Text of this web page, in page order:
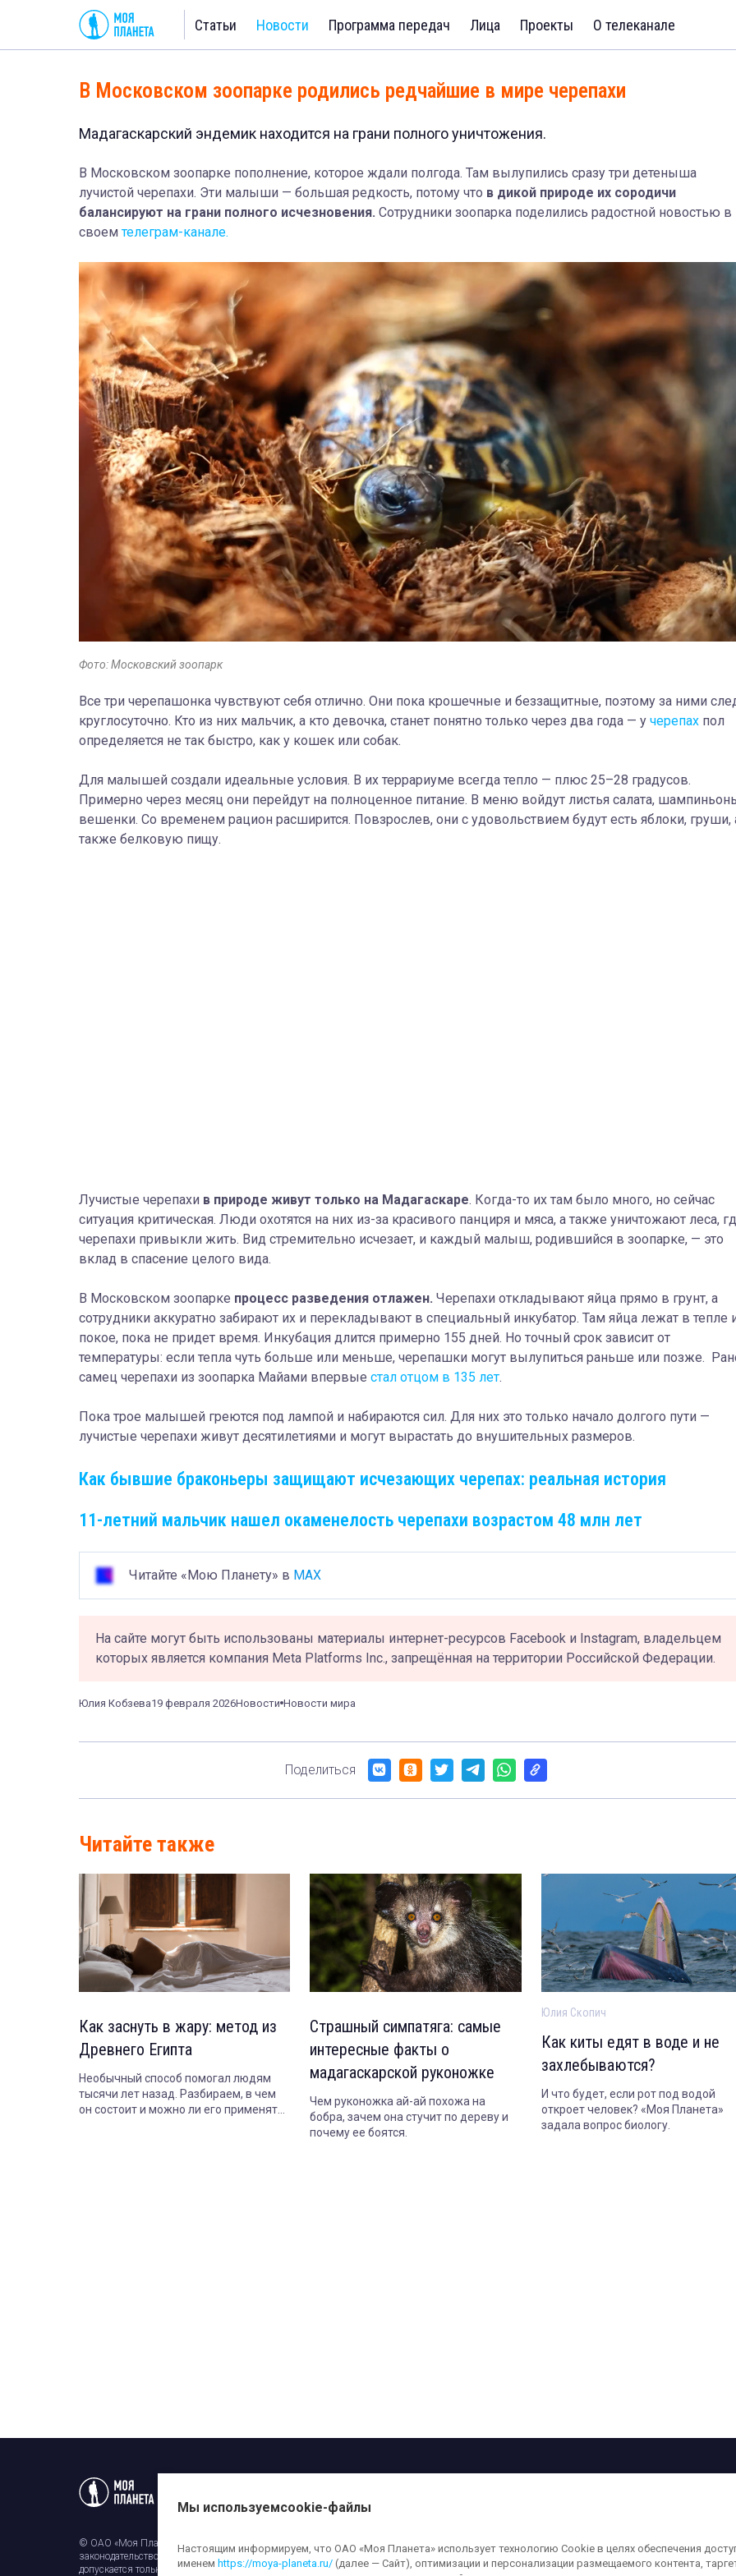
Статьи Новости Программа передач Лица Проекты О телеканале
В Московском зоопарке родились редчайшие в мире черепахи
Мадагаскарский эндемик находится на грани полного уничтожения.
В Московском зоопарке пополнение, которое ждали полгода. Там вылупились сразу три детеныша
лучистой черепахи. Эти малыши — большая редкость, потому что в дикой природе их сородичи
балансируют на грани полного исчезновения. Сотрудники зоопарка поделились радостной новостью в
своемтелеграм-канале.
Фото: Московский зоопарк
Все три черепашонка чувствуют себя отлично. Они пока крошечные и беззащитные, поэтому за ними
круглосуточно. Кто из них мальчик, а кто девочка, станет понятно только через два года — у черепах пол
определяется не так быстро, как у кошек или собак.
Для малышей создали идеальные условия. В их террариуме всегда тепло — плюс 25–28 градусов.
Примерно через месяц они перейдут на полноценное питание. В меню войдут листья салата,
вешенки. Со временем рацион расширится. Повзрослев, они с удовольствием будут есть яблоки, груши,
также белковую пищу.
Лучистые черепахи в природе живут только на Мадагаскаре. Когда-то их там было много, но сейчас
ситуация критическая. Люди охотятся на них из-за красивого панциря и мяса, а также уничтожают леса,
черепахи привыкли жить. Вид стремительно исчезает, и каждый малыш, родившийся в зоопарке, — это
вклад в спасение целого вида.
В Московском зоопарке процесс разведения отлажен. Черепахи откладывают яйца прямо в грунт, а
сотрудники аккуратно забирают их и перекладывают в специальный инкубатор. Там яйца лежат в тепле
покое, пока не придет время. Инкубация длится примерно 155 дней. Но точный срок зависит от
температуры: если тепла чуть больше или меньше, черепашки могут вылупиться раньше или позже.
самец черепахи из зоопарка Майами впервые стал отцом в 135 лет.
Пока трое малышей греются под лампой и набираются сил. Для них это только начало долгого пути —
лучистые черепахи живут десятилетиями и могут вырастать до внушительных размеров.
Как бывшие браконьеры защищают исчезающих черепах: реальная история
11-летний мальчик нашел окаменелость черепахи возрастом 48 млн лет
Читайте «Мою Планету» в MAX
На сайте могут быть использованы материалы интернет-ресурсов Facebook и Instagram, владельцем
которых является компания Meta Platforms Inc., запрещённая на территории Российской Федерации.
Юлия Кобзева19 февраля 2026Новости Новости мира
Поделиться
Читайте также
Как заснуть в жару: метод из
Древнего Египта
Необычный способ помогал людям
тысячи лет назад. Разбираем, в чем
он состоит и можно ли его применять
Страшный симпатяга: самые
интересные факты о
мадагаскарской руконожке
Чем руконожка ай-ай похожа на
бобра, зачем она стучит по дереву и
почему ее боятся.
Юлия Скопич
Как киты едят в воде и не
захлебываются?
И что будет, если рот под водой
откроет человек? «Моя Планета»
задала вопрос биологу.
© ОАО «Моя Планета». Все права на любые материалы, опубликованные на сайте, защищены в соответствии с российским и международным
законодательством об авторском праве и смежных правах. Использование любых аудио-, фото- и видеоматериалов, размещенных на сайте,
допускается только с разрешения правообладателя и ссылкой на сайтmoya-planeta.ru. Адрес для направления юридически значимых
Мы используемcookie-файлы
Настоящим информируем, что ОАО «Моя Планета» использует технологию Cookie в целях обеспечения
именем https://moya-planeta.ru/ (далее — Сайт), оптимизации и персонализации размещаемого контента,